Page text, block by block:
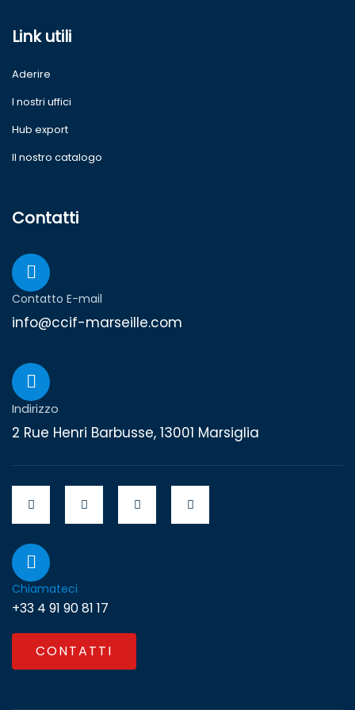
Link utili
Aderire
I nostri uffici
Hub export
Il nostro catalogo
Contatti
Contatto E-mail
info@ccif-marseille.com
Indirizzo
2 Rue Henri Barbusse, 13001 Marsiglia
Chiamateci
+33 4 91 90 81 17
CONTATTI